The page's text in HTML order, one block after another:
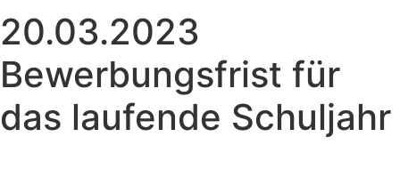
20.03.2023
Bewerbungsfrist für
das laufende Schuljahr